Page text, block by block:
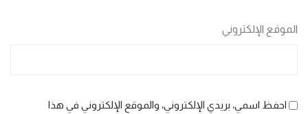
الموقع الإلكتروني
احفظ اسمي، بريدي الإلكتروني، والموقع الإلكتروني في هذا